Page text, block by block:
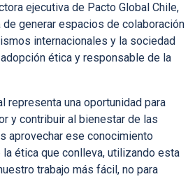
ejecutiva de Pacto Global Chile,
generar espacios de colaboración
internacionales y la sociedad
ética y responsable de la
representa una oportunidad para
y contribuir al bienestar de las
aprovechar ese conocimiento
ética que conlleva, utilizando esta
trabajo más fácil, no para